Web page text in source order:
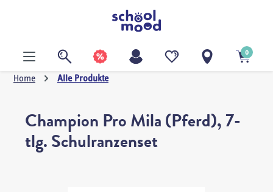
0
Home Alle Produkte
Champion Pro Mila (Pferd), 7-
tlg. Schulranzenset